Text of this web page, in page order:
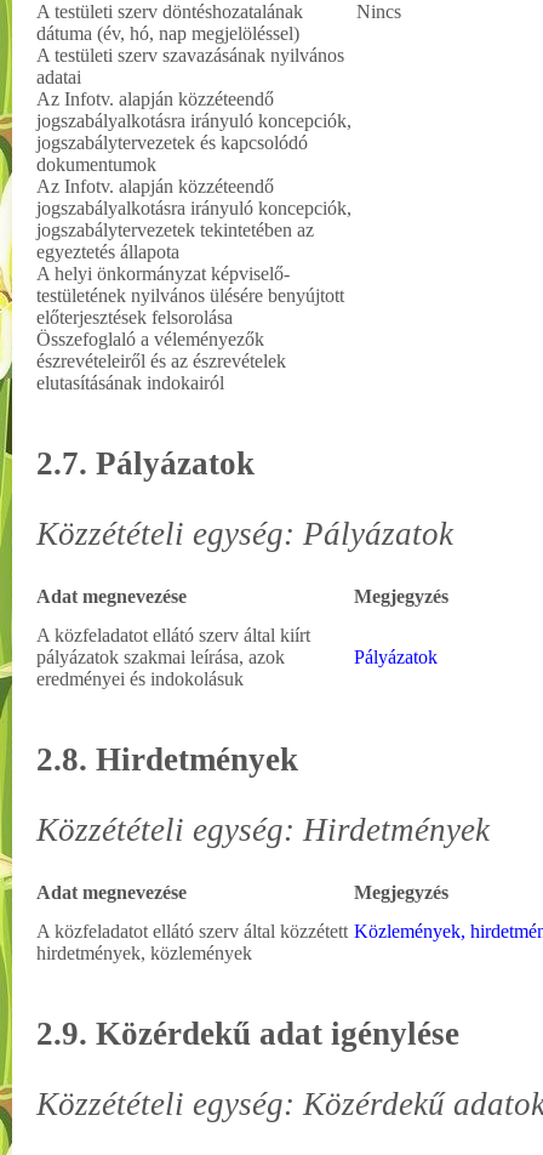
A testületi szerv döntéshozatalának
dátuma (év, hó, nap megjelöléssel)
A testületi szerv szavazásának nyilvános
adatai
Az Infotv. alapján közzéteendő
jogszabályalkotásra irányuló koncepciók,
jogszabálytervezetek és kapcsolódó
dokumentumok
Az Infotv. alapján közzéteendő
jogszabályalkotásra irányuló koncepciók,
jogszabálytervezetek tekintetében az
egyeztetés állapota
A helyi önkormányzat képviselő-
testületének nyilvános ülésére benyújtott
előterjesztések felsorolása
Összefoglaló a véleményezők
észrevételeiről és az észrevételek
elutasításának indokairól
Nincs
2.7. Pályázatok
Közzétételi egység: Pályázatok
Adat megnevezése
Megjegyzés
A közfeladatot ellátó szerv által kiírt
pályázatok szakmai leírása, azok
eredményei és indokolásuk
Pályázatok
2.8. Hirdetmények
Közzétételi egység: Hirdetmények
Adat megnevezése
Megjegyzés
A közfeladatot ellátó szerv által közzétett
hirdetmények, közlemények
Közlemények,
2.9. Közérdekű adat igénylése
Közzétételi egység: Közérdekű